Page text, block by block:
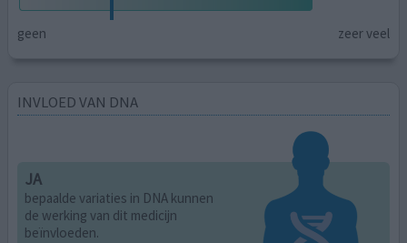
geen zeer veel
INVLOED VAN DNA
JA
bepaalde variaties in DNA kunnen
de werking van dit medicijn
beïnvloeden.